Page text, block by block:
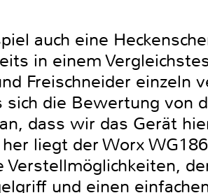
auch eine
in einem
Freischneider einzeln
die Bewertung von
dass wir das Gerät
liegt der Worx
Verstellmöglichkeiten,
und einen